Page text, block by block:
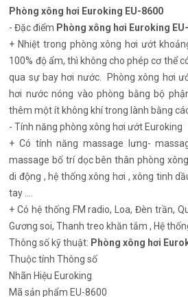
Phòng xông hơi Euroking EU-8600
- Đặc điểm Phòng xông hơi Euroking
+ Nhiệt trong phòng xông hơi ướt
100% độ ẩm, thì không cho phép cơ thể
qua sự bay hơi nước. Phòng xông hơi
hơi nước nóng vào phòng bằng bộ
thêm một ít không khí trong lành bằng
- Tính năng phòng xông hơi ướt Euroking
+ Có tính năng massage lưng-
massage bố trí dọc bên thân phòng
di động , hệ thống xông hơi , xông tinh
tay ....
+ Có hệ thống FM radio, Loa, Đèn trần,
Gương soi, Thanh treo khăn tắm , Hệ
Thông số kỹ thuật: Phòng xông hơi
Thuộc tính Thông số
Nhãn Hiệu Euroking
Mã sản phẩm EU-8600